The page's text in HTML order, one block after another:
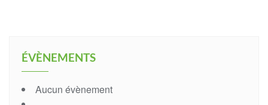
ÉVÈNEMENTS
Aucun évènement